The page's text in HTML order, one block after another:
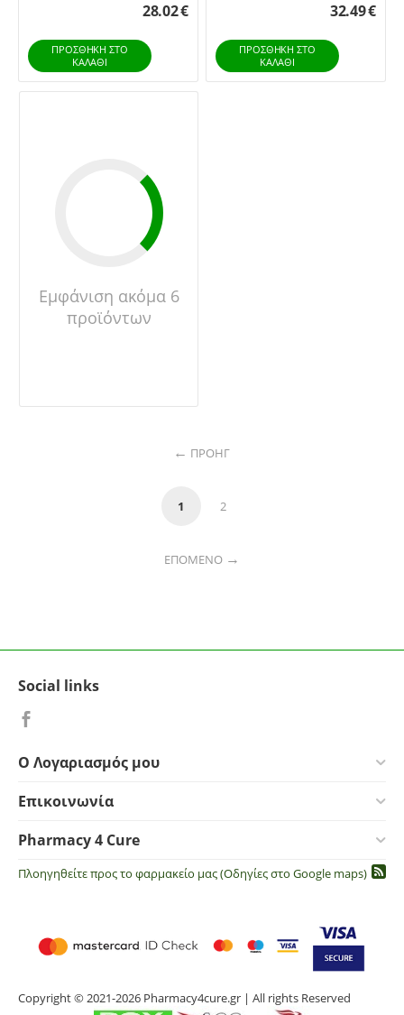
28.02€
ΠΡΟΣΘΉΚΗ ΣΤΟ
ΚΑΛΆΘΙ
32.49€
ΠΡΟΣΘΉΚΗ ΣΤΟ
ΚΑΛΆΘΙ
Εμφάνιση ακόμα 6
προϊόντων
ΠΡΟΗΓ
1 2
ΕΠΌΜΕΝΟ
Social links
Ο Λογαριασμός μου
Επικοινωνία
Pharmacy 4 Cure
Πλοηγηθείτε προς το φαρμακείο μας (Οδηγίες στο Google maps)
Copyright © 2021-2026 Pharmacy4cure.gr | All rights Reserved